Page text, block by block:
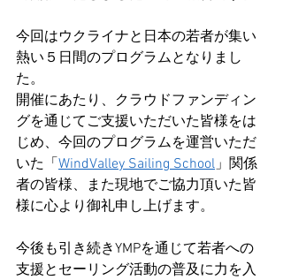
今回はウクライナと日本の若者が集い
熱い５日間のプログラムとなりまし
た。
開催にあたり、クラウドファンディン
グを通じてご支援いただいた皆様をは
じめ、今回のプログラムを運営いただ
いた「 WindValley Sailing School」関係
者の皆様、また現地でご協力頂いた皆
様に心より御礼申し上げます。
今後も引き続きYMPを通じて若者への
支援とセーリング活動の普及に力を入